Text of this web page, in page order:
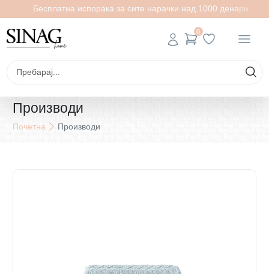
Бесплатна испорака за сите нарачки над 1000 денари
0
Производи
Почетна Производи